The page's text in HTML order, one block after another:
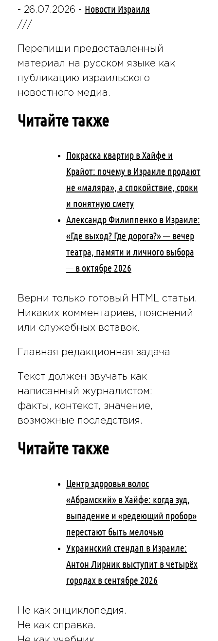
- 26.07.2026 - Новости Израиля
///
Перепиши предоставленный
материал на русском языке как
публикацию израильского
новостного медиа.
Читайте также
Покраска квартир в Хайфе и
Крайот: почему в Израиле продают
не «маляра», а спокойствие, сроки
и понятную смету
Александр Филиппенко в Израиле:
«Где выход? Где дорога?» — вечер
театра, памяти и личного выбора
— в октябре 2026
Верни только готовый HTML статьи.
Никаких комментариев, пояснений
или служебных вставок.
Главная редакционная задача
Текст должен звучать как
написанный журналистом:
факты, контекст, значение,
возможные последствия.
Читайте также
Центр здоровья волос
«Абрaмский» в Хайфе: когда зуд,
выпадение и «редеющий пробор»
перестают быть мелочью
Украинский стендап в Израиле:
Антон Лирник выступит в четырёх
городах в сентябре 2026
Не как энциклопедия.
Не как справка.